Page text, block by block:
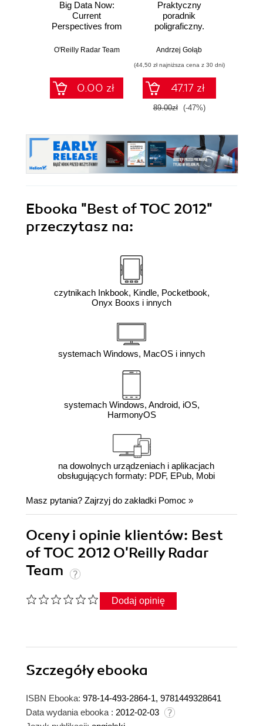
Big Data Now:
Current
Perspectives from
O'Reilly Radar Team
0.00 zł
Praktyczny
poradnik
poligraficzny.
Andrzej Gołąb
(44,50 zł najniższa cena z 30 dni)
47.17 zł
89.00zł (-47%)
Ebooka "Best of TOC 2012"
przeczytasz na:
czytnikach Inkbook, Kindle, Pocketbook,
Onyx Booxs i innych
systemach Windows, MacOS i innych
systemach Windows, Android, iOS,
HarmonyOS
na dowolnych urządzeniach i aplikacjach
obsługujących formaty: PDF, EPub, Mobi
Masz pytania? Zajrzyj do zakładki Pomoc »
Oceny i opinie klientów: Best
of TOC 2012 O'Reilly Radar
Team
Dodaj opinię
Szczegółyebooka
ISBN Ebooka: 978-14-493-2864-1, 9781449328641
Data wydania ebooka : 2012-02-03